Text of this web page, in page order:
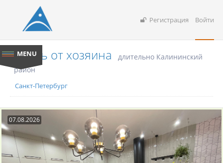
Регистрация Войти
Снять от хозяина
длительно Калининский
район
Санкт-Петербург
07.08.2026